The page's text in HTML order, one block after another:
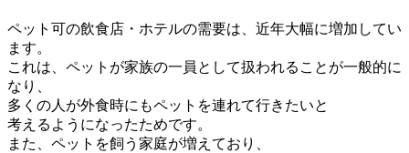
ペット可の飲食店・ホテルの需要は、近年大幅に増加してい
ます。
これは、ペットが家族の一員として扱われることが一般的に
なり、
多くの人が外食時にもペットを連れて行きたいと
考えるようになったためです。
また、ペットを飼う家庭が増えており、